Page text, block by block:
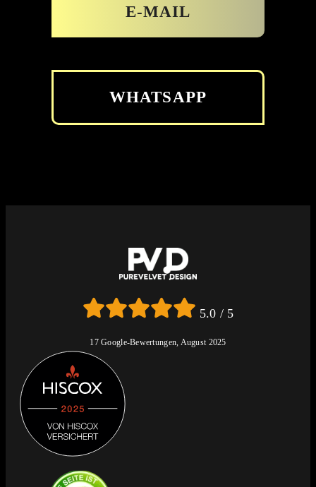
E-MAIL
WHATSAPP
5.0 / 5
17 Google-Bewertungen, August 2025